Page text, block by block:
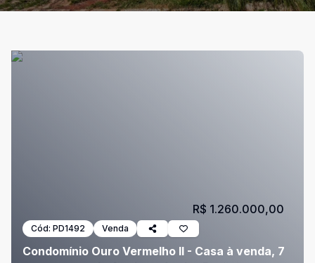
Cód: PD1492 Venda
Condomínio Ouro Vermelho II - Casa à venda, 7
R$ 1.260.000,00